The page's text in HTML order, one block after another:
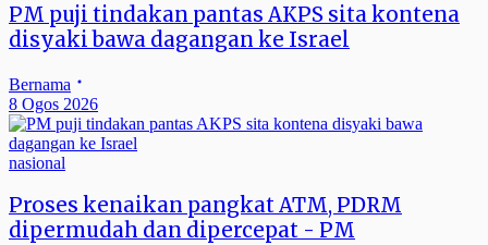
PM puji tindakan pantas AKPS sita kontena
disyaki bawa dagangan ke Israel
Bernama
8 Ogos 2026
nasional
Proses kenaikan pangkat ATM, PDRM
dipermudah dan dipercepat - PM